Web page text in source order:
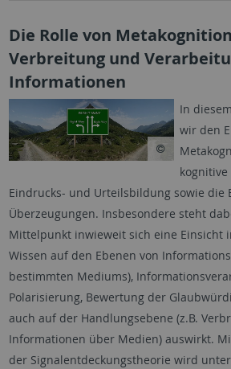
Die Rolle von
Verbreitung und
Informationen
In
wir den
kognitive
Eindrucks- und Urteilsbildung sowie die
Überzeugungen. Insbesondere steht
Mittelpunkt inwieweit sich eine Einsicht
Wissen auf den Ebenen von
bestimmten Mediums),
Polarisierung, Bewertung der
auch auf der Handlungsebene (z.B.
Informationen über Medien) auswirkt.
der Signalentdeckungstheorie wird